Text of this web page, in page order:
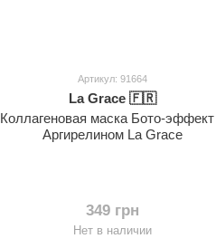
Артикул: 91664
La Grace 🇫🇷
Коллагеновая маска Бото-эффект
Аргирелином La Grace
349 грн
Нет в наличии